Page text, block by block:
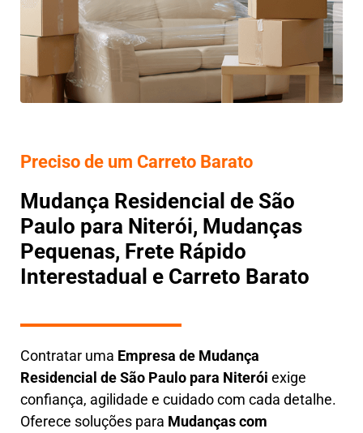
Preciso de um Carreto Barato
Mudança Residencial de São
Paulo para Niterói, Mudanças
Pequenas, Frete Rápido
Interestadual e Carreto Barato
Contratar uma Empresa de Mudança
Residencial de São Paulo para Niterói exige
confiança, agilidade e cuidado com cada detalhe.
Oferece soluções para Mudanças com